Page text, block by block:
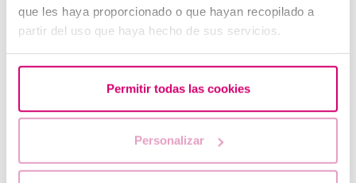
que les haya proporcionado o que hayan recopilado a
partir del uso que haya hecho de sus servicios.
Permitir todas las cookies
Personalizar
Les résultats sont généralement disponibles dans un délai de
10 à 15 jours ouvrés après le prélèvement de l’échantillon.
Avantages du test EndomeTRIO dans les
traitements de fertilité :
personnalisation du traitement: permet d’adapter la
date du transfert embryonnaire en fonction de la
réceptivité endométriale ;